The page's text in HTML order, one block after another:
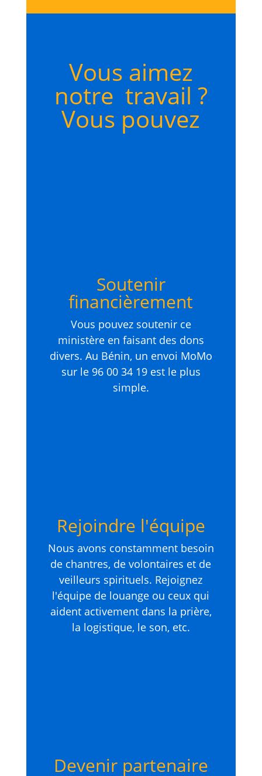
Vous aimez
notre travail ?
Vous pouvez
Soutenir
financièrement
Vous pouvez soutenir ce
ministère en faisant des dons
divers. Au Bénin, un envoi MoMo
sur le 96 00 34 19 est le plus
simple.
Rejoindre l'équipe
Nous avons constamment besoin
de chantres, de volontaires et de
veilleurs spirituels. Rejoignez
l'équipe de louange ou ceux qui
aident activement dans la prière,
la logistique, le son, etc.
Devenir partenaire